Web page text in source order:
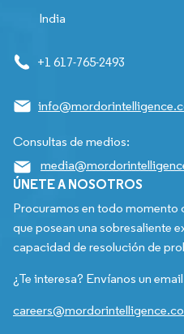
India
+1 617-765-2493
Consultas de medios:
ÚNETE A NOSOTROS
Procuramos en todo momento
que posean una sobresaliente
capacidad de resolución de
¿Te interesa? Envíanos un